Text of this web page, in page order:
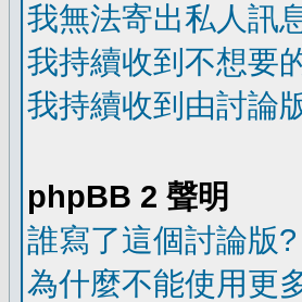
我無法寄出私人訊
我持續收到不想要
我持續收到由討論
phpBB 2 聲明
誰寫了這個討論版?
為什麼不能使用更